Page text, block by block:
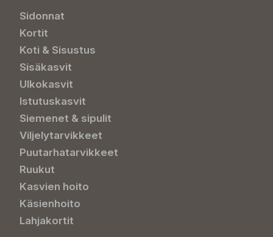
Sidonnat
Kortit
Koti & Sisustus
Sisäkasvit
Ulkokasvit
Istutuskasvit
Siemenet & sipulit
Viljelytarvikkeet
Puutarhatarvikkeet
Ruukut
Kasvien hoito
Käsienhoito
Lahjakortit